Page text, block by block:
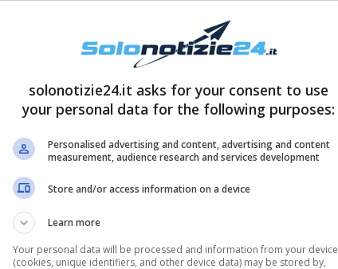
Piero
ultime settimane per l’ex calciatore
una piccola vacanza nel cuore di Dubai.
l’ex calciatore che in queste ore ha
solonotizie24.it asks for your consent to use
your personal data for the following purposes:
Personalised advertising and content, advertising and content
measurement, audience research and services development
Store and/or access information on a device
Learn more
Your personal data will be processed and information from your device
(cookies, unique identifiers, and other device data) may be stored by,